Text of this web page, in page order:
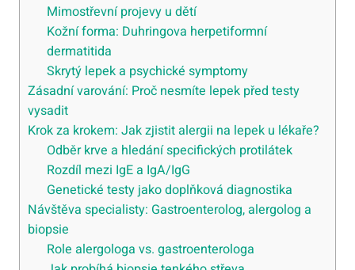
Mimostřevní projevy u dětí
Kožní forma: Duhringova herpetiformní
dermatitida
Skrytý lepek a psychické symptomy
Zásadní varování: Proč nesmíte lepek před testy
vysadit
Krok za krokem: Jak zjistit alergii na lepek u lékaře?
Odběr krve a hledání specifických protilátek
Rozdíl mezi IgE a IgA/IgG
Genetické testy jako doplňková diagnostika
Návštěva specialisty: Gastroenterolog, alergolog a
biopsie
Role alergologa vs. gastroenterologa